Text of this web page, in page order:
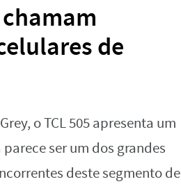
de
o TCL 505 apresenta um
ser um dos grandes
deste segmento de